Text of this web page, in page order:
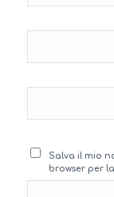
Salva il mio
browser per